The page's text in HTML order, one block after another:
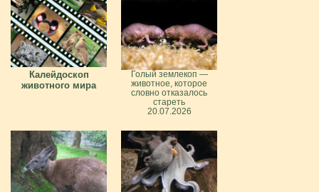
Калейдоскоп
животного мира
Голый землекоп —
животное, которое
словно отказалось
стареть
20.07.2026